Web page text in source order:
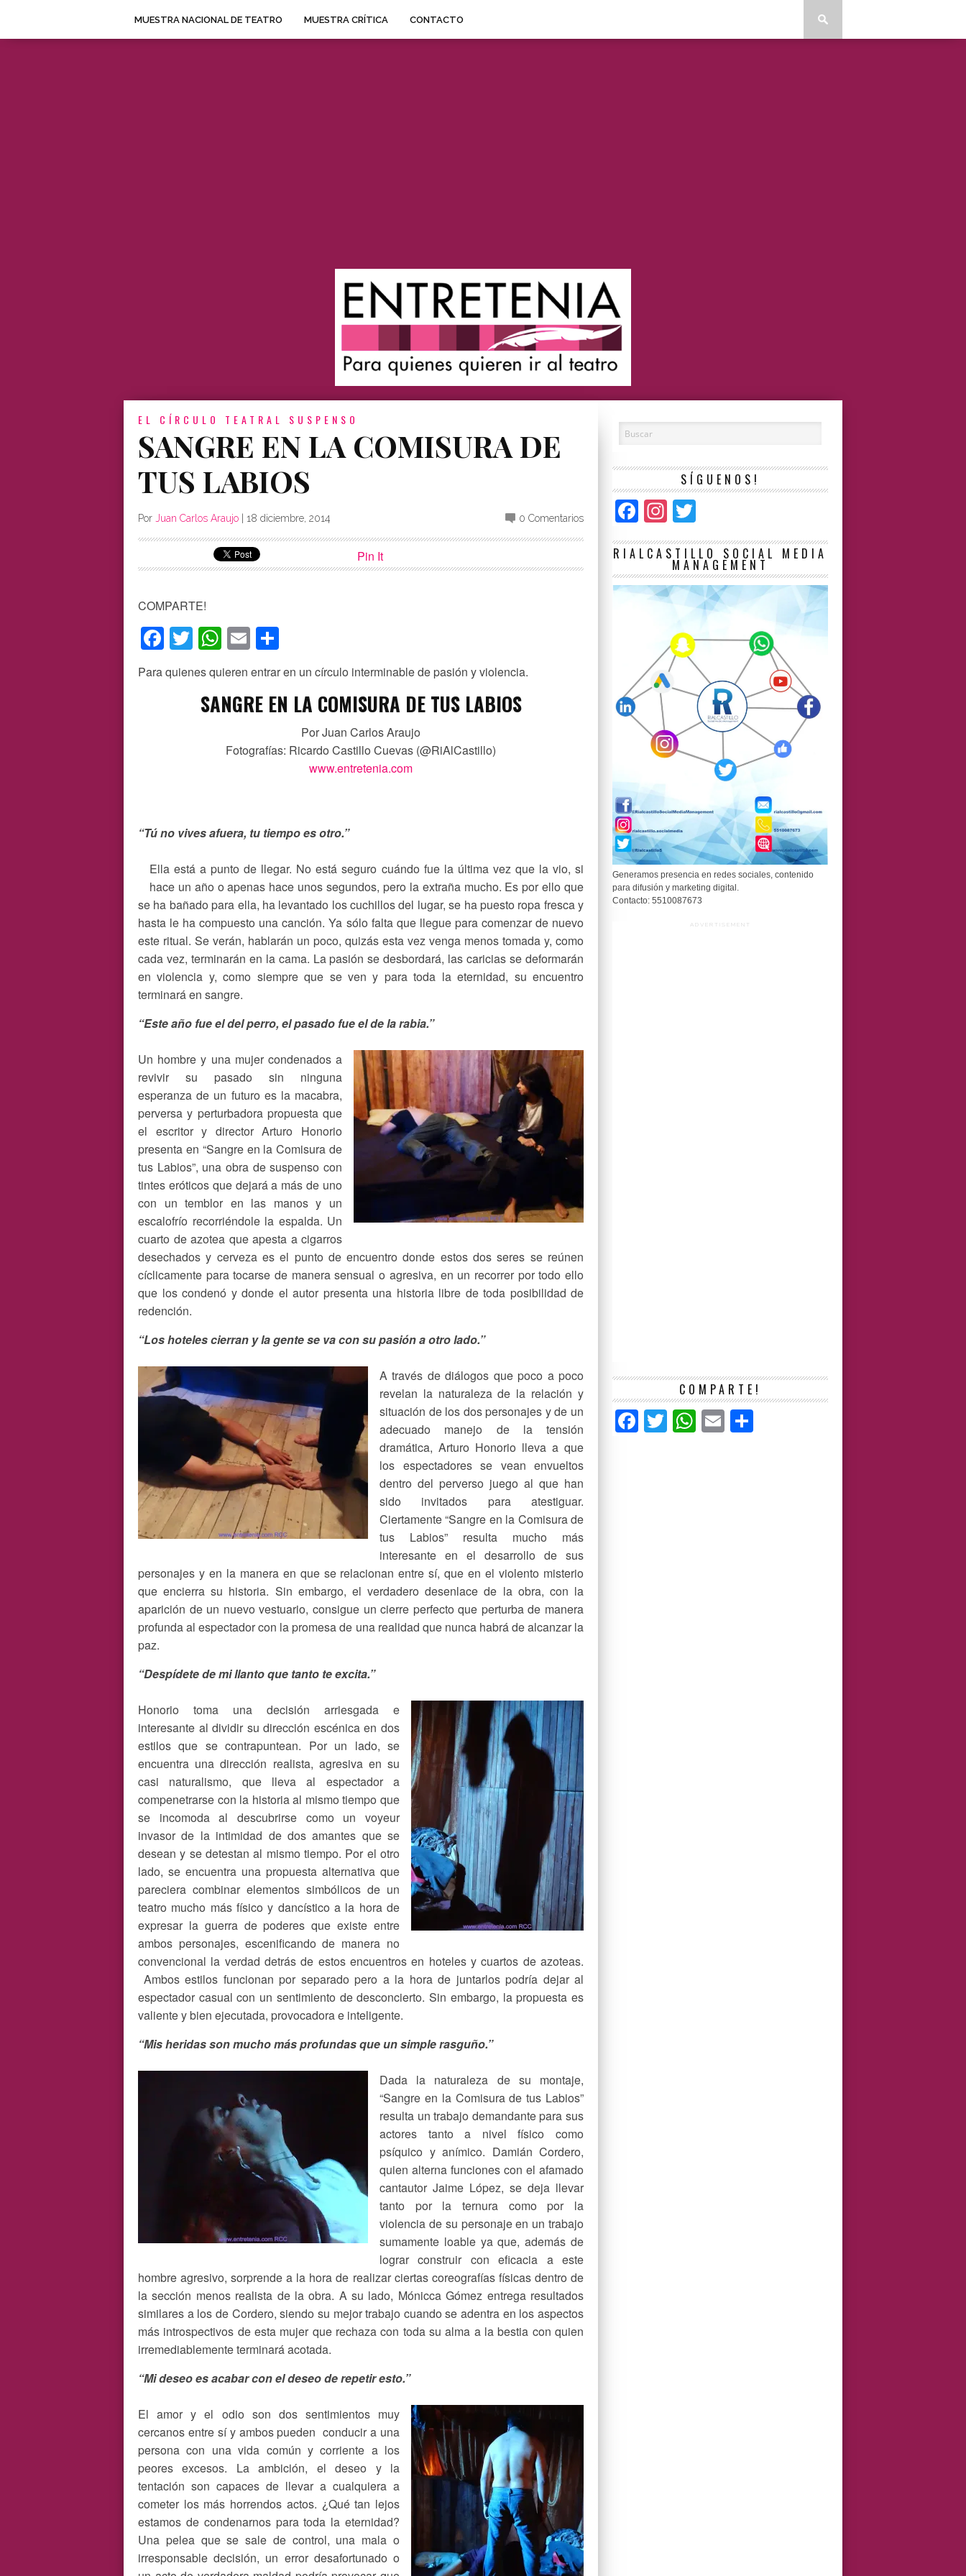
MUESTRA NACIONAL DE TEATRO MUESTRA CRÍTICA CONTACTO
EL CÍRCULO TEATRAL SUSPENSO
SANGRE EN LA COMISURA DE
TUS LABIOS
Por Juan Carlos Araujo 18 diciembre, 2014 0 Comentarios
Pin It
COMPARTE!
Facebook
Twitter
WhatsApp
Email
Para quienes quieren entrar en un círculo interminable de pasión y violencia.
SANGRE EN LA COMISURA DE TUS LABIOS
Por Juan Carlos Araujo
Fotografías: Ricardo Castillo Cuevas (@RiAlCastillo)
www.entretenia.com
“Tú no vives afuera, tu tiempo es otro.”
Ella está a punto de llegar. No está seguro cuándo fue la última vez que la vio, si
hace un año o apenas hace unos segundos, pero la extraña mucho. Es por ello que
se ha bañado para ella, ha levantado los cuchillos del lugar, se ha puesto ropa fresca y
hasta le ha compuesto una canción. Ya sólo falta que llegue para comenzar de nuevo
este ritual. Se verán, hablarán un poco, quizás esta vez venga menos tomada y, como
cada vez, terminarán en la cama. La pasión se desbordará, las caricias se deformarán
en violencia y, como siempre que se ven y para toda la eternidad, su encuentro
terminará en sangre.
“Este año fue el del perro, el pasado fue el de la rabia.”
Un hombre y una mujer condenados a
revivir su pasado sin ninguna
esperanza de un futuro es la macabra,
perversa y perturbadora propuesta que
el escritor y director Arturo Honorio
presenta en “Sangre en la Comisura de
tus Labios”, una obra de suspenso con
tintes eróticos que dejará a más de uno
con un temblor en las manos y un
escalofrío recorriéndole la espalda. Un
cuarto de azotea que apesta a cigarros
desechados y cerveza es el punto de encuentro donde estos dos seres se reúnen
cíclicamente para tocarse de manera sensual o agresiva, en un recorrer por todo ello
que los condenó y donde el autor presenta una historia libre de toda posibilidad de
redención.
“Los hoteles cierran y la gente se va con su pasión a otro lado.”
A través de diálogos que poco a poco
revelan la naturaleza de la relación y
situación de los dos personajes y de un
adecuado manejo de la tensión
dramática, Arturo Honorio lleva a que
los espectadores se vean envueltos
dentro del perverso juego al que han
sido invitados para atestiguar.
Ciertamente “Sangre en la Comisura de
tus Labios” resulta mucho más
interesante en el desarrollo de sus
personajes y en la manera en que se relacionan entre sí, que en el violento misterio
que encierra su historia. Sin embargo, el verdadero desenlace de la obra, con la
aparición de un nuevo vestuario, consigue un cierre perfecto que perturba de manera
profunda al espectador con la promesa de una realidad que nunca habrá de alcanzar la
paz.
“Despídete de mi llanto que tanto te excita.”
Honorio toma una decisión arriesgada e
interesante al dividir su dirección escénica en dos
estilos que se contrapuntean. Por un lado, se
encuentra una dirección realista, agresiva en su
casi naturalismo, que lleva al espectador a
compenetrarse con la historia al mismo tiempo que
se incomoda al descubrirse como un voyeur
invasor de la intimidad de dos amantes que se
desean y se detestan al mismo tiempo. Por el otro
lado, se encuentra una propuesta alternativa que
pareciera combinar elementos simbólicos de un
teatro mucho más físico y dancístico a la hora de
expresar la guerra de poderes que existe entre
ambos personajes, escenificando de manera no
convencional la verdad detrás de estos encuentros en hoteles y cuartos de azoteas.
Ambos estilos funcionan por separado pero a la hora de juntarlos podría dejar al
espectador casual con un sentimiento de desconcierto. Sin embargo, la propuesta es
valiente y bien ejecutada, provocadora e inteligente.
“Mis heridas son mucho más profundas que un simple rasguño.”
Dada la naturaleza de su montaje,
“Sangre en la Comisura de tus Labios”
resulta un trabajo demandante para sus
actores tanto a nivel físico como
psíquico y anímico. Damián Cordero,
quien alterna funciones con el afamado
cantautor Jaime López, se deja llevar
tanto por la ternura como por la
violencia de su personaje en un trabajo
sumamente loable ya que, además de
lograr construir con eficacia a este
hombre agresivo, sorprende a la hora de realizar ciertas coreografías físicas dentro de
la sección menos realista de la obra. A su lado, Mónicca Gómez entrega resultados
similares a los de Cordero, siendo su mejor trabajo cuando se adentra en los aspectos
más introspectivos de esta mujer que rechaza con toda su alma a la bestia con quien
irremediablemente terminará acotada.
“Mi deseo es acabar con el deseo de repetir esto.”
El amor y el odio son dos sentimientos muy
cercanos entre sí y ambos pueden conducir a una
persona con una vida común y corriente a los
peores excesos. La ambición, el deseo y la
tentación son capaces de llevar a cualquiera a
cometer los más horrendos actos. ¿Qué tan lejos
estamos de condenarnos para toda la eternidad?
Una pelea que se sale de control, una mala o
irresponsable decisión, un error desafortunado o
SÍGUENOS!
Facebook
Instagram
RIALCASTILLO SOCIAL MEDIA
MANAGEMENT
Generamos presencia en redes sociales, contenido
para difusión y marketing digital.
Contacto: 5510087673
ADVERTISEMENT
COMPARTE!
Facebook
TwitterWhatsApp
Email